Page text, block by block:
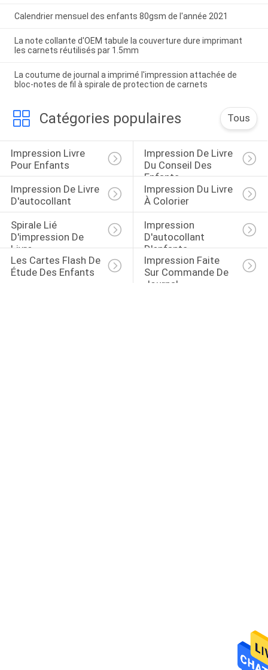
Calendrier mensuel des enfants 80gsm de l'année 2021
La note collante d'OEM tabule la couverture dure imprimant
les carnets réutilisés par 1.5mm
La coutume de journal a imprimé l'impression attachée de
bloc-notes de fil à spirale de protection de carnets
Catégories populaires Tous
Impression Livre
Pour Enfants
Impression De Livre
Du Conseil Des
Enfants
Impression De Livre
D'autocollant
Impression Du Livre
À Colorier
Spirale Lié
D'impression De
Livre
Impression
D'autocollant
D'enfants
Les Cartes Flash De
Étude Des Enfants
Impression Faite
Sur Commande De
Journal